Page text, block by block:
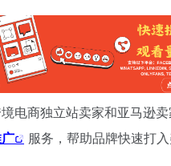
电商独立站卖家和亚马逊
服务，帮助品牌快速打入